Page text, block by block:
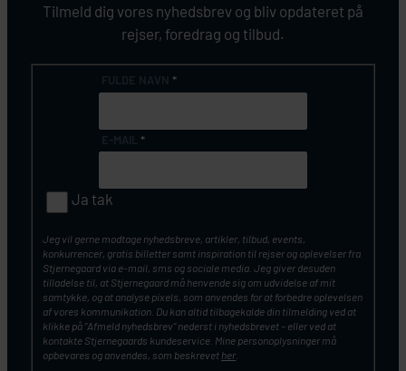
Tilmeld dig vores nyhedsbrev og bliv opdateret på
rejser, foredrag og tilbud.
*
*
Ja tak
Jeg vil gerne modtage nyhedsbreve, artikler, tilbud, events,
konkurrencer, gratis billetter samt inspiration til rejser og oplevelser fra
Stjernegaard via e-mail, sms og sociale media. Jeg giver desuden
tilladelse til, at Stjernegaard må henvende sig om udvidelse af mit
samtykke, og at analyse pixels, som anvendes for at forbedre oplevelsen
af vores kommunikation. Du kan altid tilbagekalde din tilmelding ved at
klikke på ”Afmeld nyhedsbrev” nederst i nyhedsbrevet – eller ved at
kontakte Stjernegaards kundeservice. Mine personoplysninger må
opbevares og anvendes, som beskrevet her